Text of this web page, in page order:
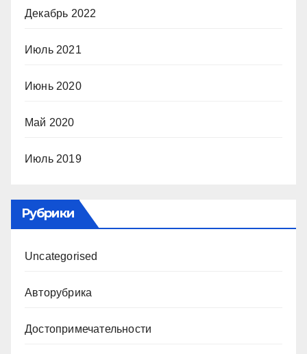
Декабрь 2022
Июль 2021
Июнь 2020
Май 2020
Июль 2019
Рубрики
Uncategorised
Авторубрика
Достопримечательности